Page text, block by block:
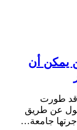
يمكن أن
قد طورت
عن طريق
جامعة…